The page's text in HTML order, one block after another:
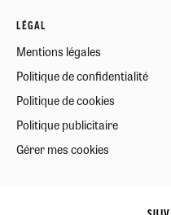
LÉGAL
Mentions légales
Politique de confidentialité
Politique de cookies
Politique publicitaire
Gérer mes cookies